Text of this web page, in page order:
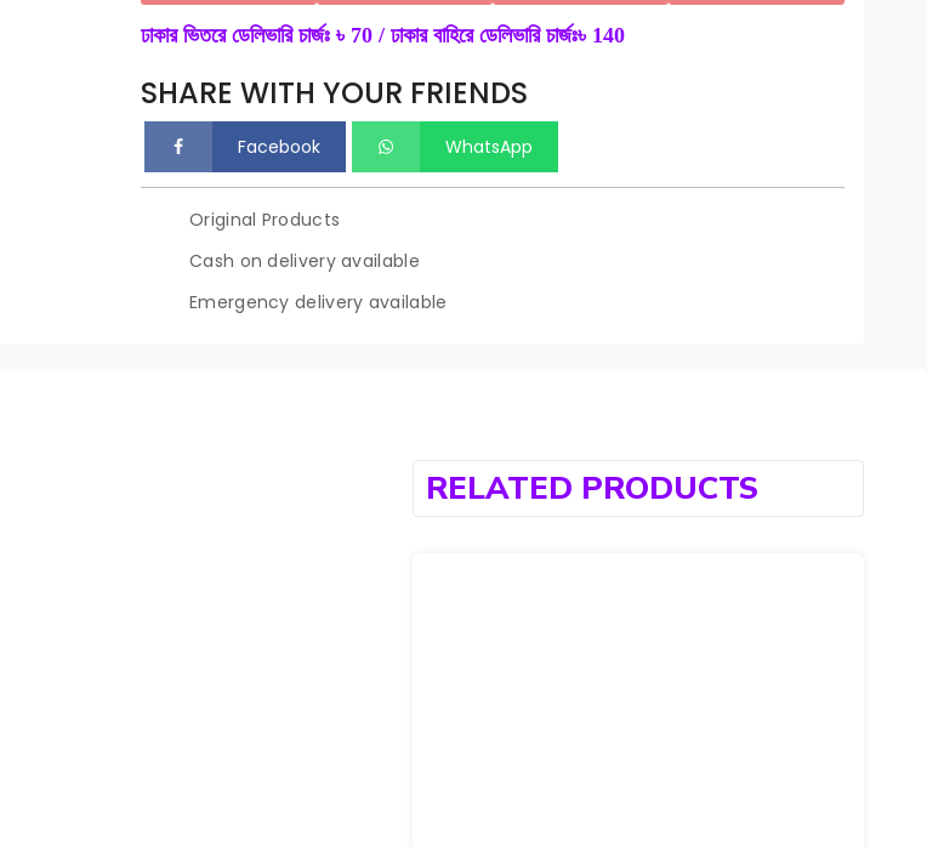
ঢাকার ভিতরে ডেলিভারি চার্জঃ ৳ 70 / ঢাকার বাহিরে ডেলিভারি চার্জঃ৳ 140
SHARE WITH YOUR FRIENDS
Facebook WhatsApp
Original Products
Cash on delivery available
Emergency delivery available
RELATED PRODUCTS